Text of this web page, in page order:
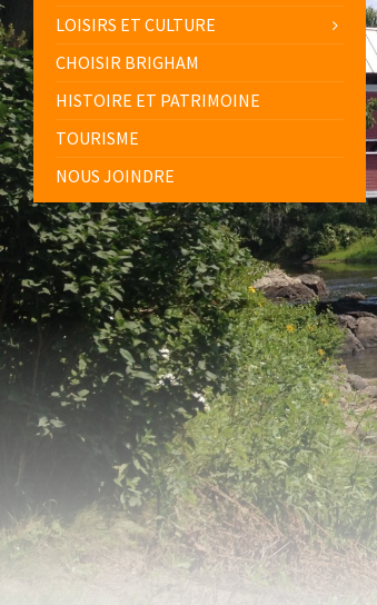
LOISIRS ET CULTURE
CHOISIR BRIGHAM
HISTOIRE ET PATRIMOINE
TOURISME
NOUS JOINDRE